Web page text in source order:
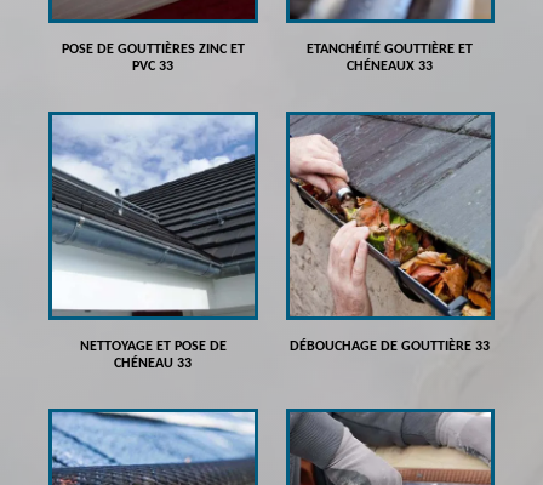
POSE DE GOUTTIÈRES ZINC ET
PVC 33
ETANCHÉITÉ GOUTTIÈRE ET
CHÉNEAUX 33
NETTOYAGE ET POSE DE
CHÉNEAU 33
DÉBOUCHAGE DE GOUTTIÈRE 33